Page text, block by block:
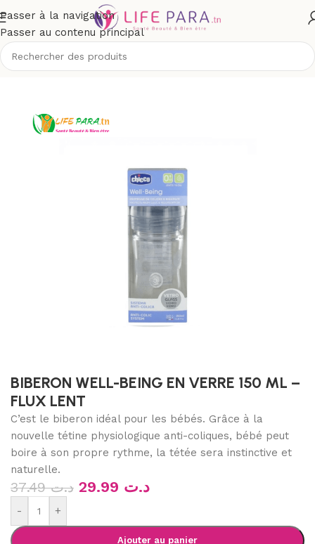
Passer à la navigation
Passer au contenu principal
Accueil/Boutique/Bébé et maman/Puériculture/Biberons
BIBERON WELL-BEING EN VERRE 150 ML –
FLUX LENT
C’est le biberon idéal pour les bébés. Grâce à la
nouvelle tétine physiologique anti-coliques, bébé peut
boire à son propre rythme, la tétée sera instinctive et
naturelle.
د.ت37.49 د.ت
- +
Ajouter au panier